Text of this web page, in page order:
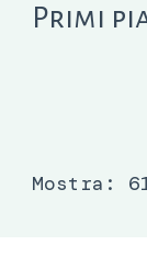
Primi
Mostra: